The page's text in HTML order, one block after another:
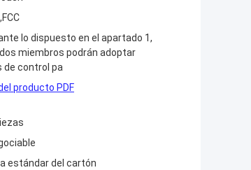
lo dispuesto en el apartado 1,
miembros podrán adoptar
de control pa
producto PDF
estándar del cartón